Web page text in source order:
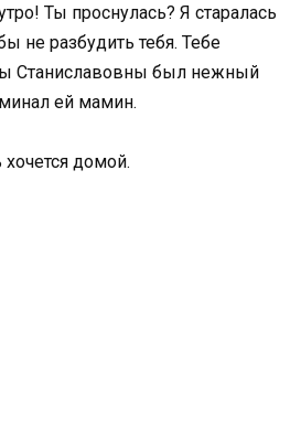
Ты проснулась? Я старалась
не разбудить тебя. Тебе
Станиславовны был нежный
ей мамин.
домой.